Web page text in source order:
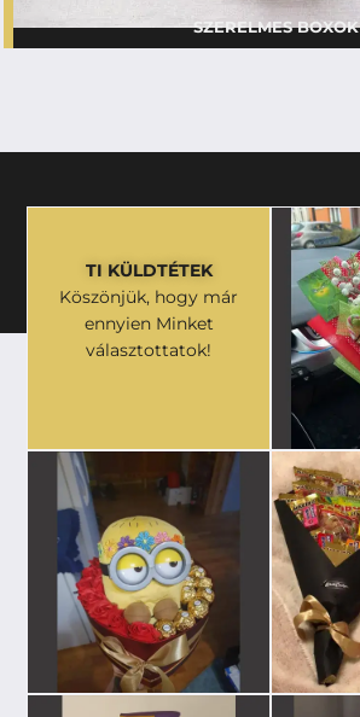
SZERELMES BOXOK
TI KÜLDTÉTEK
Köszönjük, hogy már
ennyien Minket
választottatok!